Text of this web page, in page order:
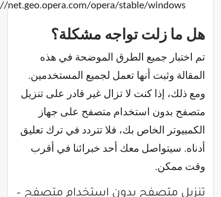
net.geo.opera.com/opera/stable/windows
هل ما زلت تواجه مشكلة؟
تم اختبار جميع الطرق الموضحة في هذه
المقالة وثبت أنها تعمل لجميع المستخدمين.
ومع ذلك، إذا كنت لا تزال غير قادر على تنزيل
متصفح بدون استخدام متصفح على جهاز
الكمبيوتر الخاص بك، فلا تتردد في ترك تعليق
أدناه. سيتواصل معك أحد خبرائنا في أقرب
وقت ممكن.
تنزيل متصفح بدون استخدام متصفح –